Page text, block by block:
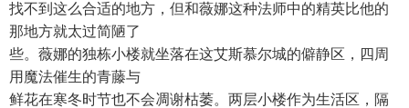
找不到这么合适的地方，但和薇娜这种法师中的精英比他的
那地方就太过简陋了
些。薇娜的独栋小楼就坐落在这艾斯慕尔城的僻静区，四周
用魔法催生的青藤与
鲜花在寒冬时节也不会凋谢枯萎。两层小楼作为生活区，隔